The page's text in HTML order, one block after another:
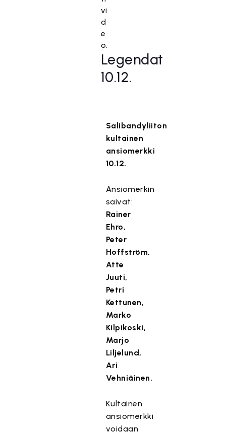
t
e
.
Hyväksy markkinointievästeet
vi
d
e
o.
Legendat
10.12.
Salibandyliiton
kultainen
ansiomerkki
10.12.
Ansiomerkin
saivat:
Rainer
Ehro,
Peter
Hoffström,
Atte
Juuti,
Petri
Kettunen,
Marko
Kilpikoski,
Marjo
Liljelund,
Ari
Vehniäinen.
Kultainen
ansiomerkki
voidaan